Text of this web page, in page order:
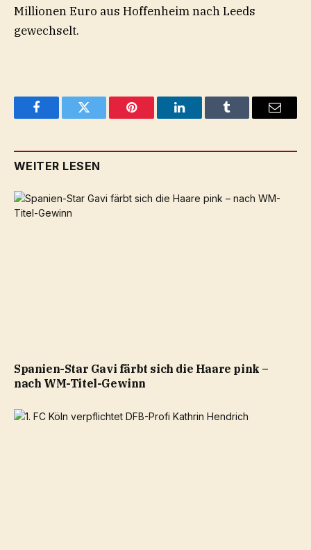
Millionen Euro aus Hoffenheim nach Leeds
gewechselt.
FacebookTwitter Pinterest LinkedInTumblr Email
WEITER LESEN
Spanien-Star Gavi färbt sich die Haare pink –
nach WM-Titel-Gewinn